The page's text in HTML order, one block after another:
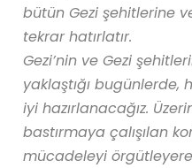
bütün Gezi şehitlerine
tekrar hatırlatır.
Gezi’nin ve Gezi
yaklaştığı
iyi hazırlanacağız.
bastırmaya çalışılan
mücadeleyi